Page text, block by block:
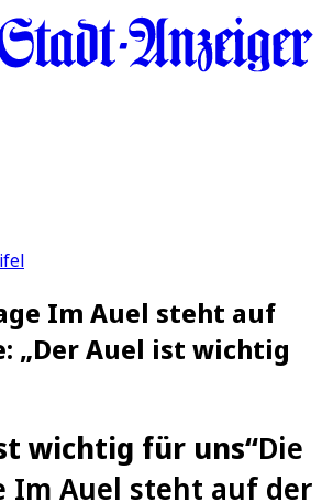
Im Auel steht auf
„Der Auel ist wichtig
wichtig für uns“Die
Im Auel steht auf der